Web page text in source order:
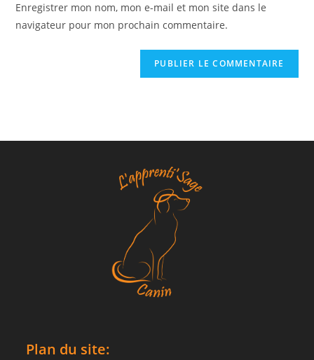
Enregistrer mon nom, mon e-mail et mon site dans le
navigateur pour mon prochain commentaire.
Plan du site: